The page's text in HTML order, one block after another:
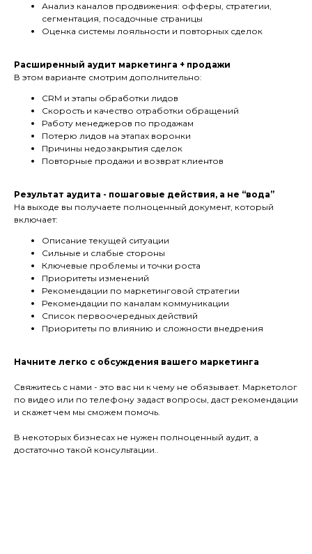
Анализ каналов продвижения: офферы, стратегии,
сегментация, посадочные страницы
Оценка системы лояльности и повторных сделок
Расширенный аудит маркетинга + продажи
В этом варианте смотрим дополнительно:
CRM и этапы обработки лидов
Скорость и качество отработки обращений
Работу менеджеров по продажам
Потерю лидов на этапах воронки
Причины недозакрытия сделок
Повторные продажи и возврат клиентов
Результат аудита - пошаговые действия, а не “вода”
На выходе вы получаете полноценный документ, который
включает:
Описание текущей ситуации
Сильные и слабые стороны
Ключевые проблемы и точки роста
Приоритеты изменений
Рекомендации по маркетинговой стратегии
Рекомендации по каналам коммуникации
Список первоочередных действий
Приоритеты по влиянию и сложности внедрения
Начните легко с обсуждения вашего маркетинга
Свяжитесь с нами - это вас ни к чему не обязывает. Маркетолог
по видео или по телефону задаст вопросы, даст рекомендации
и скажет чем мы сможем помочь.
В некоторых бизнесах не нужен полноценный аудит, а
достаточно такой консультации..